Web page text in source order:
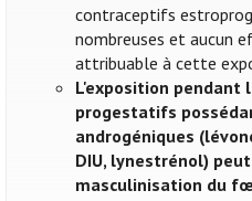
contraceptifs
nombreuses et
attribuable à cette
L'exposition pendant
progestatifs
androgéniques
DIU, lynestrénol)
masculinisation du